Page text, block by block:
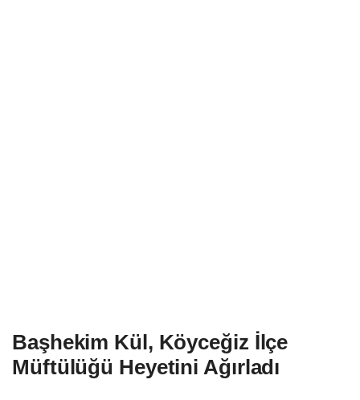
Başhekim Kül, Köyceğiz İlçe
Müftülüğü Heyetini Ağırladı